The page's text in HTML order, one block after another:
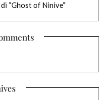
“Ghost of Ninive”